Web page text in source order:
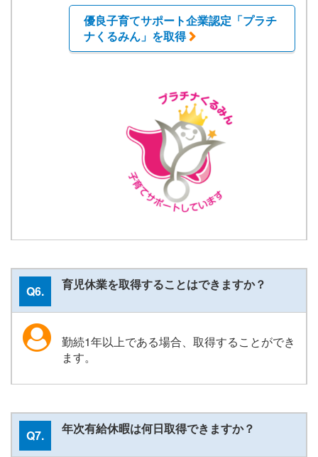
優良子育てサポート企業認定「プラチ
ナくるみん」を取得
Q6. 育児休業を取得することはできますか？
勤続1年以上である場合、取得することができ
ます。
Q7. 年次有給休暇は何日取得できますか？